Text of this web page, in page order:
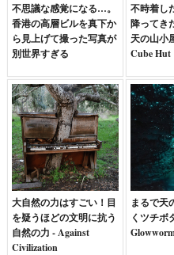
不思議な感覚になる…。
香港の高層ビルを真下か
ら見上げて撮った写真が
別世界すぎる
不時着し
降ってき
天の山小
Cube Hut
大自然の力はすごい！目
を疑うほどの文明に抗う
自然の力 - Against
Civilization
まるで天
くツチボ